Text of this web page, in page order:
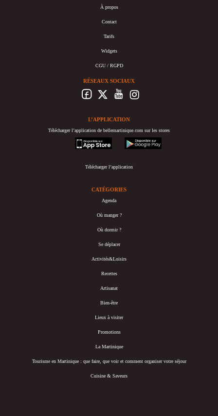
À propos
Contact
Tarifs
Widgets
CGU / RGPD
RÉSEAUX SOCIAUX
L’APPLICATION
Télécharger l’application de bellemartinique.com sur les stores
appstore
googleplay
Télécharger l’application
CATÉGORIES
Agenda
Où manger ?
Où dormir ?
Se déplacer
Activités&Loisirs
Recettes
Artisanat
Bien-être
Lieux à visiter
Promotions
La Martinique
Tourisme en Martinique : que faire, que voir et comment organiser votre séjour
Cuisine & Saveurs